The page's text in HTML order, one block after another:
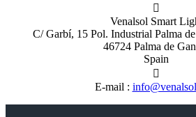

Venalsol Smart
C/ Garbí, 15 Pol. Industrial Palma
46724 Palma de
Spain

E-mail :